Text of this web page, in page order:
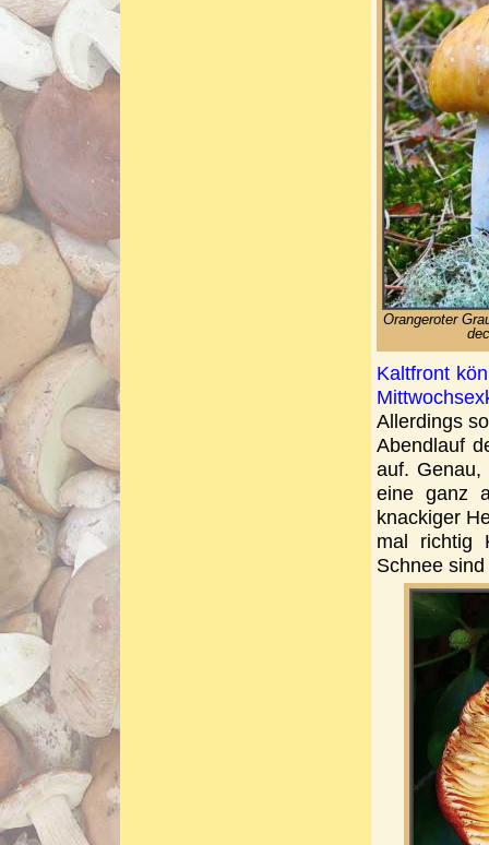
Orangeroter
Kaltfront
Allerdings
Abendlauf
auf. Genau,
eine ganz
knackiger
mal richtig
Schnee